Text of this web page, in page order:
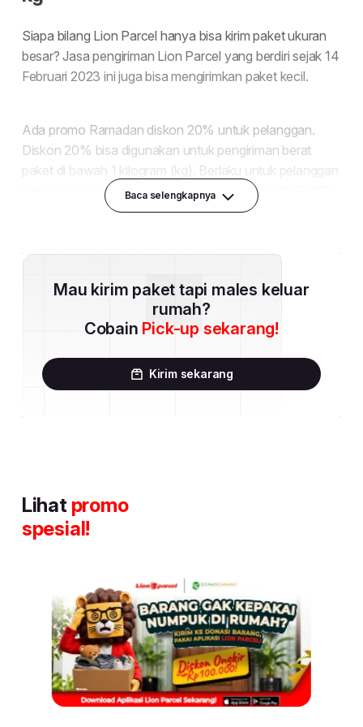
Baca selengkapnya
Mau kirim paket tapi males keluar
rumah?
Cobain Pick-up sekarang!
Kirim sekarang
Lihat promo
spesial!